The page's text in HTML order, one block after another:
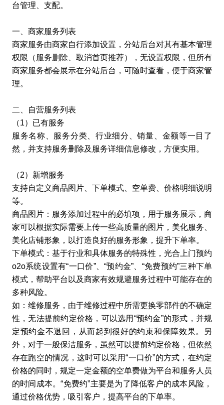
台管理、支配。
一、商家服务列表
商家服务由商家自行添加设置，分站后台对其有基本管理
权限（服务删除、取消首页推荐），无设置权限，但所有
商家服务都会展示在分站后台，可随时查看，便于商家管
理。
二、自营服务列表
（1）已有服务
服务名称、服务分类、行业细分、销量、金额等一目了
然，并支持服务删除及服务详细信息修改，方便实用。
（2）新增服务
支持自定义商品图片、下单模式、空单费、价格明细说明
等。
商品图片：服务添加过程中的必填项，用于服务展示，商
家可以根据实际需要上传一些高质量的图片，美化服务、
美化店铺形象，以打造良好的服务形象，提升下单率。
下单模式：基于行业和具体服务的特殊性，光合上门预约
o2o系统设置有“一口价”、“预约金”、“免费预约”三种下单
模式，帮助平台以及商家有效规避服务过程中可能存在的
多种风险。
如：维修服务，由于维修过程中所需更换零部件的不确定
性，无法提前约定价格，可以选用“预约金”的形式，并规
定预约金不退回，从而起到很好的约束和保障效果。另
外，对于一般保洁服务，虽然可以提前约定价格，但依然
存在跑空的情况，这时可以采用“一口价”的方式，在约定
价格的同时，规定一定金额的空单费做为平台和服务人员
的时间成本。“免费约”主要是为了降低客户的成本风险，
通过价格优势，吸引客户，提高平台的下单率。